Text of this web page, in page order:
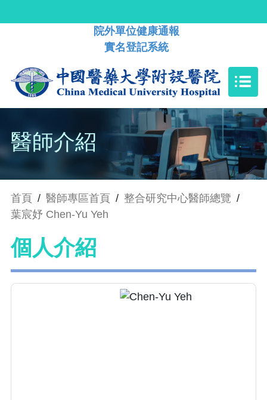
院外單位健康通報
實名登記系統
醫師介紹
首頁 / 醫師專區首頁 / 整合研究中心醫師總覽 /
葉宸妤 Chen-Yu Yeh
個人介紹